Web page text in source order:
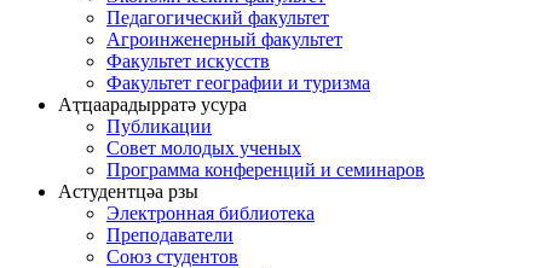
Педагогический факультет
Агроинженерный факультет
Факультет искусств
Факультет географии и туризма
Аҭҵаарадырратә усура
Публикации
Совет молодых ученых
Программа конференций и семинаров
Астудентцәа рзы
Электронная библиотека
Преподаватели
Союз студентов